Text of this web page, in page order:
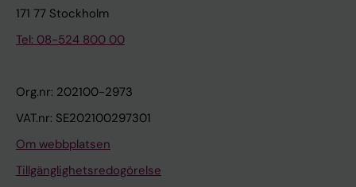
171 77 Stockholm
Tel: 08-524 800 00
Org.nr: 202100-2973
VAT.nr: SE202100297301
Om webbplatsen
Tillgänglighetsredogörelse